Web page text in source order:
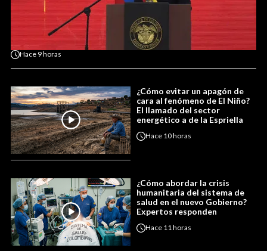
Hace 9 horas
¿Cómo evitar un apagón de
cara al fenómeno de El Niño?
El llamado del sector
energético a de la Espriella
Hace 10 horas
¿Cómo abordar la crisis
humanitaria del sistema de
salud en el nuevo Gobierno?
Expertos responden
Hace 11 horas